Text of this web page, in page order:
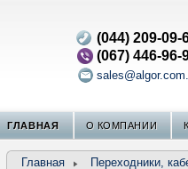
(044) 209-09-
(067) 446-96-
ГЛАВНАЯ О КОМПАНИИ
Главная Переходники,